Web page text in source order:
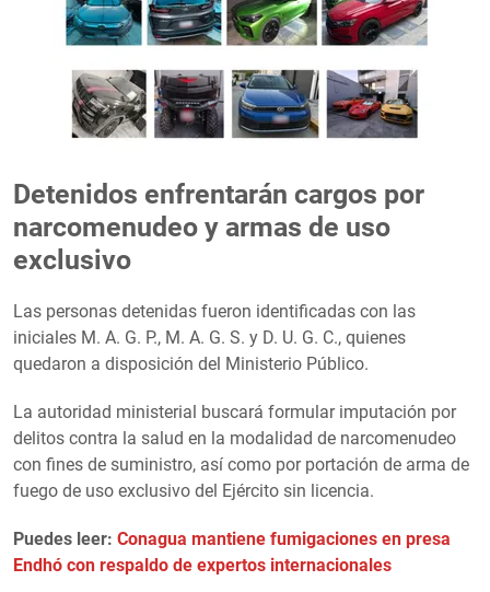
Detenidos enfrentarán cargos por
narcomenudeo y armas de uso
exclusivo
Las personas detenidas fueron identificadas con las
iniciales M. A. G. P., M. A. G. S. y D. U. G. C., quienes
quedaron a disposición del Ministerio Público.
La autoridad ministerial buscará formular imputación por
delitos contra la salud en la modalidad de narcomenudeo
con fines de suministro, así como por portación de arma de
fuego de uso exclusivo del Ejército sin licencia.
Puedes leer: Conagua mantiene fumigaciones en presa
Endhó con respaldo de expertos internacionales